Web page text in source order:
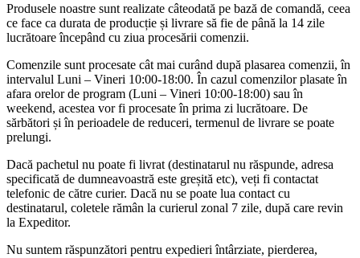
Produsele noastre sunt realizate câteodată pe bază de comandă, ceea
ce face ca durata de producție și livrare să fie de până la 14 zile
lucrătoare începând cu ziua procesării comenzii.
Comenzile sunt procesate cât mai curând după plasarea comenzii, în
intervalul Luni – Vineri 10:00-18:00. În cazul comenzilor plasate în
afara orelor de program (Luni – Vineri 10:00-18:00) sau în
weekend, acestea vor fi procesate în prima zi lucrătoare. De
sărbători și în perioadele de reduceri, termenul de livrare se poate
prelungi.
Dacă pachetul nu poate fi livrat (destinatarul nu răspunde, adresa
specificată de dumneavoastră este greșită etc), veți fi contactat
telefonic de către curier. Dacă nu se poate lua contact cu
destinatarul, coletele rămân la curierul zonal 7 zile, după care revin
la Expeditor.
Nu suntem răspunzători pentru expedieri întârziate, pierderea,